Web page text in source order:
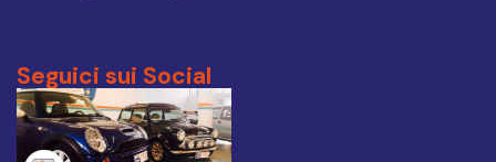
Seguici sui Social